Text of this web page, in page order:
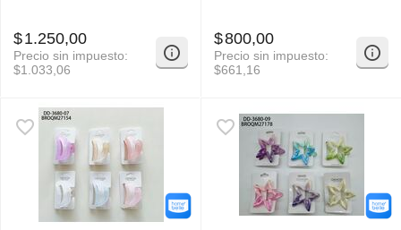
$1.250,00
Precio sin impuesto:
$1.033,06
$800,00
Precio sin impuesto:
$661,16